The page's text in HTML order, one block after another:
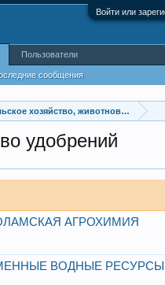
Войти или
хозяйство, животноводство,
удобрений
АГРОХИМИЯ
ВОДНЫЕ РЕСУРСЫ
сообщения
Пользователи